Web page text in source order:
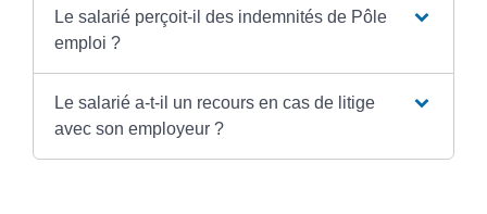
Le salarié perçoit-il des indemnités de Pôle
emploi ?
Le salarié a-t-il un recours en cas de litige
avec son employeur ?